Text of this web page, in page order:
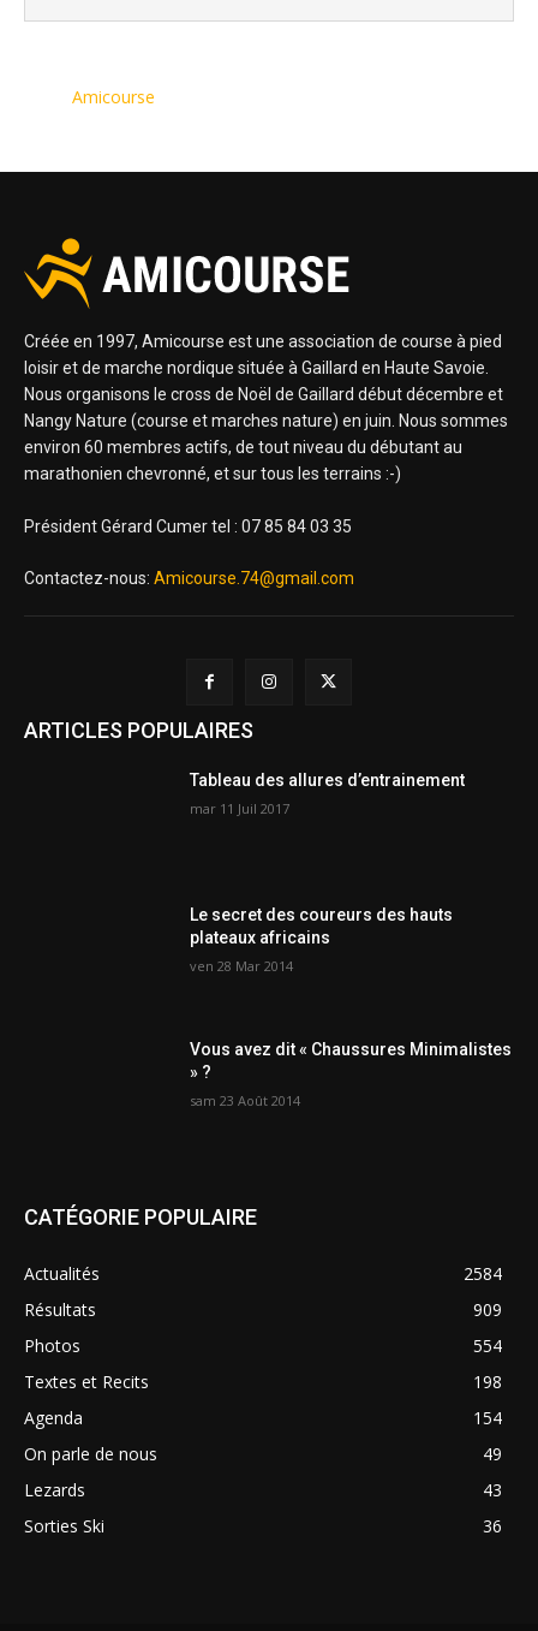
Amicourse
Créée en 1997, Amicourse est une association de course à pied
loisir et de marche nordique située à Gaillard en Haute Savoie.
Nous organisons le cross de Noël de Gaillard début décembre et
Nangy Nature (course et marches nature) en juin. Nous sommes
environ 60 membres actifs, de tout niveau du débutant au
marathonien chevronné, et sur tous les terrains :-)
Président Gérard Cumer tel : 07 85 84 03 35
Contactez-nous: Amicourse.74@gmail.com
ARTICLES POPULAIRES
Tableau des allures d’entrainement
mar 11 Juil 2017
Le secret des coureurs des hauts
plateaux africains
ven 28 Mar 2014
Vous avez dit « Chaussures Minimalistes
» ?
sam 23 Août 2014
CATÉGORIE POPULAIRE
Actualités
2584
Résultats
909
Photos
554
Textes et Recits
198
Agenda
154
On parle de nous
49
Lezards
43
Sorties Ski
36